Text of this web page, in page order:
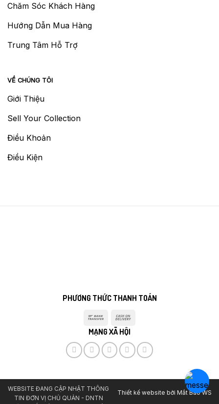
Chăm Sóc Khách Hàng
Hướng Dẫn Mua Hàng
Trung Tâm Hỗ Trợ
VỀ CHÚNG TÔI
Giới Thiệu
Sell Your Collection
Điều Khoản
Điều Kiện
PHƯƠNG THỨC THANH TOÁN
Bank
Transfer
Delivery
MẠNG XÃ HỘI
Thiết kế website bởi Mắt Bão WS
WEBSITE ĐANG CẬP NHẬT THÔNG
TIN ĐƠN VỊ CHỦ QUẢN - DNTN